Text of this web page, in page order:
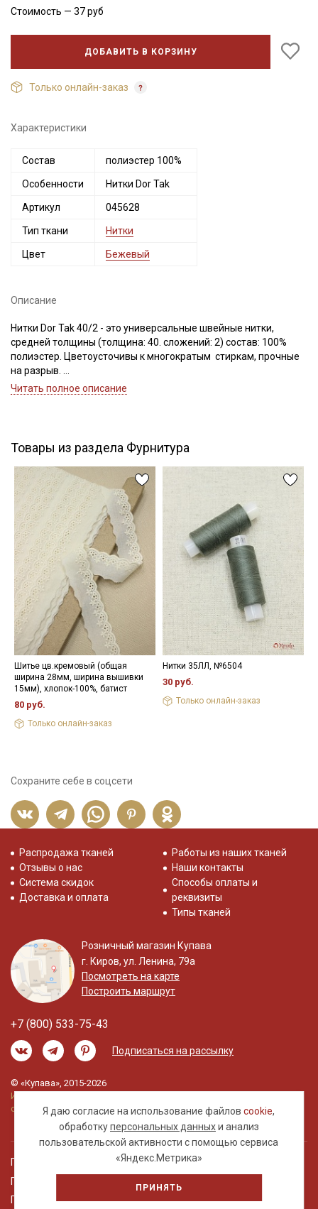
Стоимость — 37руб
ДОБАВИТЬ В КОРЗИНУ
Только онлайн-заказ
Характеристики
Состав полиэстер 100%
Особенности Нитки Dor Tak
Артикул 045628
Тип ткани Нитки
Цвет Бежевый
Описание
Нитки Dor Tak 40/2 - это универсальные швейные нитки,
средней толщины (толщина: 40. сложений: 2) состав: 100%
полиэстер. Цветоусточивы к многократым стиркам, прочные
на разрыв.
Если требуется подбор цвета — наш менеджер подберет для
Читать полное описание
Товары из раздела Фурнитура
Шитье цв.кремовый (общая
ширина 28мм, ширина вышивки
15мм), хлопок-100%, батист
80 руб.
Только онлайн-заказ
Нитки 35ЛЛ, №6504
30 руб.
Только онлайн-заказ
Сохраните себе в соцсети
Я даю согласие на использование файловcookie,
обработкуперсональных данныхи анализ
пользовательской активности с помощью сервиса
«Яндекс.Метрика»
ПРИНЯТЬ
Распродажа тканей
Отзывы о нас
Система скидок
Доставка и оплата
Работы из наших тканей
Наши контакты
Способы оплаты и
реквизиты
Типы тканей
Розничный магазин Купава
г. Киров, ул. Ленина, 79а
Посмотреть на карте
Построить маршрут
+7 (800) 533-75-43
Подписаться на рассылку
© «Купава», 2015-2026
Информация на сайте не является публичной
офертой.
Правовая информация
Политика обработки персональных данных
Пользовательское соглашение
Мы публикуем здесь дополнительные
категории тканей
Ознакомлен(а) сПолитикой обработки персональных
данных
и даю
Согласие на обработку персональных
данных